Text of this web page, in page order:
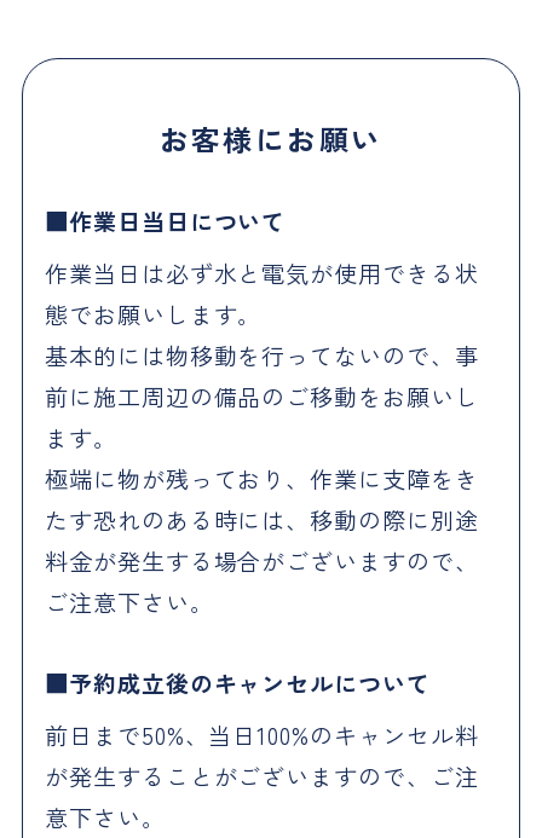
お客様にお願い
作業日当日について
作業当日は必ず水と電気が使用できる状
態でお願いします。
基本的には物移動を行ってないので、事
前に施工周辺の備品のご移動をお願いし
ます。
極端に物が残っており、作業に支障をき
たす恐れのある時には、移動の際に別途
料金が発生する場合がございますので、
ご注意下さい。
予約成立後のキャンセルについて
前日まで50%、当日100%のキャンセル料
が発生することがございますので、ご注
意下さい。